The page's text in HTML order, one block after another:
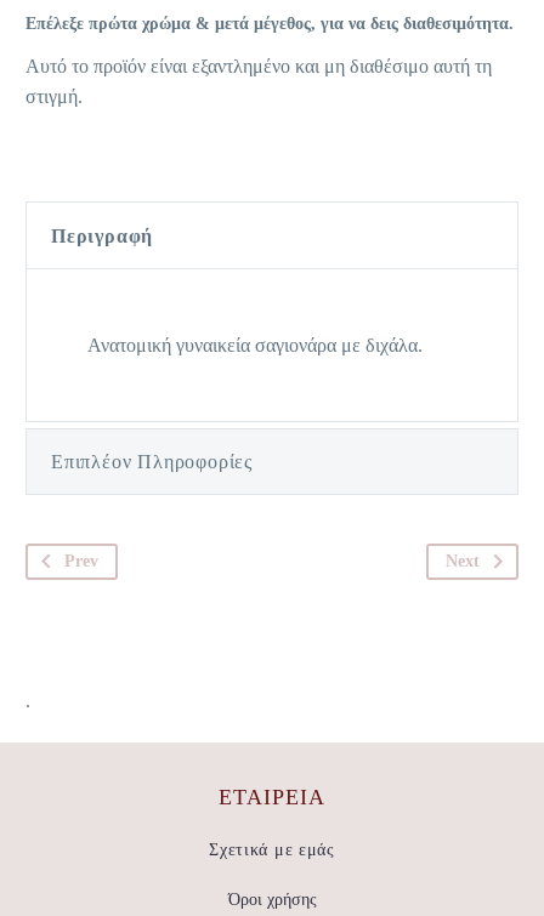
Επέλεξε πρώτα χρώμα & μετά μέγεθος, για να δεις διαθεσιμότητα.
Αυτό το προϊόν είναι εξαντλημένο και μη διαθέσιμο αυτή τη
στιγμή.
Περιγραφή
Ανατομική γυναικεία σαγιονάρα με διχάλα.
Επιπλέον Πληροφορίες
Prev Next
.
ΕΤΑΙΡΕΊΑ
Σχετικά με εμάς
Όροι χρήσης